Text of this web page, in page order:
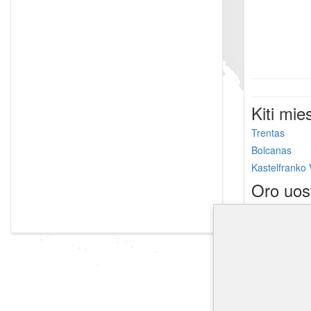
Kiti
Trentas
Bolcanas
Kastelfranko
Oro
Bolzano oro